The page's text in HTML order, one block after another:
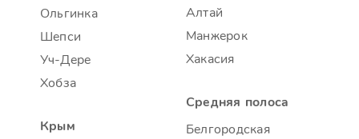
Ольгинка
Шепси
Уч-Дере
Хобза
Крым
Алтай
Манжерок
Хакасия
Средняя полоса
Белгородская